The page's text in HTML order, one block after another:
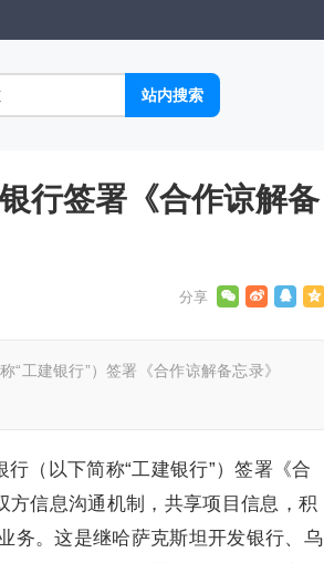
行签署《合作谅解备
工建银行”）签署《合作谅解备忘录》
（以下简称“工建银行”）签署《合
方信息沟通机制，共享项目信息，积
务。这是继哈萨克斯坦开发银行、乌